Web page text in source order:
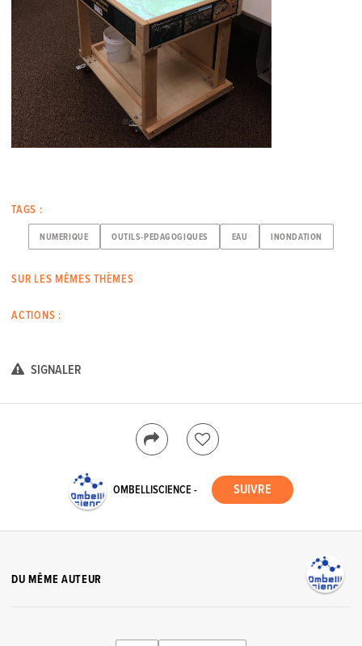
TAGS :
NUMERIQUE OUTILS-PEDAGOGIQUES EAU INONDATION
SUR LES MÊMES THÈMES
ACTIONS :
SIGNALER
OMBELLISCIENCE -
DU MÊME AUTEUR